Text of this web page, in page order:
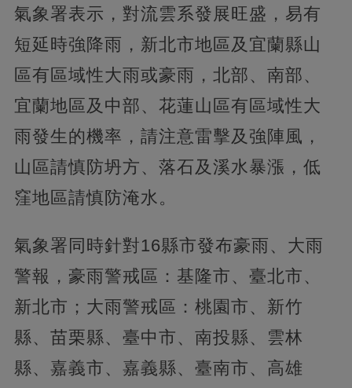
氣象署表示，對流雲系發展旺盛，易有
短延時強降雨，新北市地區及宜蘭縣山
區有區域性大雨或豪雨，北部、南部、
宜蘭地區及中部、花蓮山區有區域性大
雨發生的機率，請注意雷擊及強陣風，
山區請慎防坍方、落石及溪水暴漲，低
窪地區請慎防淹水。
氣象署同時針對16縣市發布豪雨、大雨
警報，豪雨警戒區：基隆市、臺北市、
新北市；大雨警戒區：桃園市、新竹
縣、苗栗縣、臺中市、南投縣、雲林
縣、嘉義市、嘉義縣、臺南市、高雄